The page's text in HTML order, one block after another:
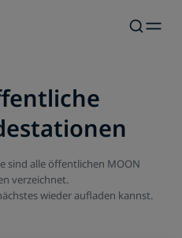
sind alle öffentlichen MOON
verzeichnet.
wieder aufladen kannst.